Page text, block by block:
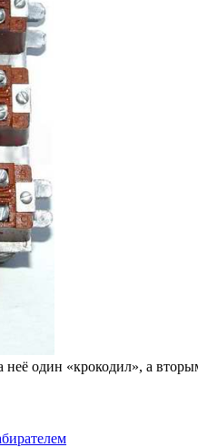
один «крокодил», а